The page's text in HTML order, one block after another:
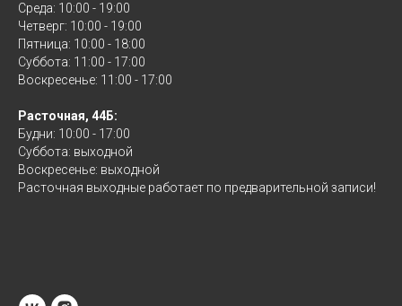
Среда: 10:00 - 19:00
Четверг: 10:00 - 19:00
Пятница: 10:00 - 18:00
Суббота: 11:00 - 17:00
Воскресенье: 11:00 - 17:00
Расточная, 44Б:
Будни: 10:00 - 17:00
Суббота: выходной
Воскресенье: выходной
Расточная выходные работает по предварительной записи!